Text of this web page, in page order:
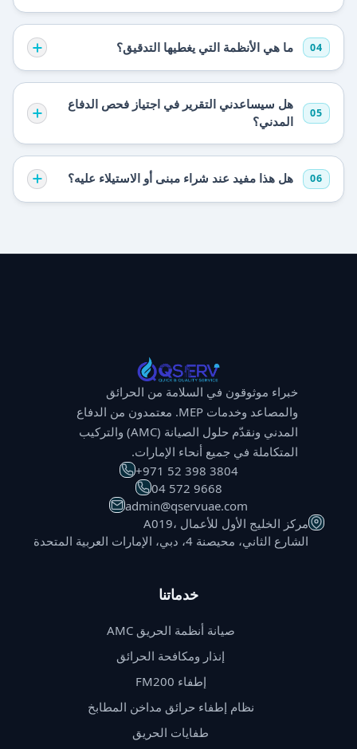
04 ما هي الأنظمة التي يغطيها التدقيق؟
05
هل سيساعدني التقرير في اجتياز فحص الدفاع
المدني؟
06 هل هذا مفيد عند شراء مبنى أو الاستيلاء عليه؟
خبراء موثوقون في السلامة من الحرائق
والمصاعد وخدمات MEP. معتمدون من الدفاع
المدني ونقدّم حلول الصيانة (AMC) والتركيب
المتكاملة في جميع أنحاء الإمارات.
⁦+971 52 398 3804⁩
⁦04 572 9668⁩
admin@qservuae.com
A019، مركز الخليج الأول للأعمال
الشارع الثاني، محيصنة 4، دبي، الإمارات العربية المتحدة
خدماتنا
صيانة أنظمة الحريق AMC
إنذار ومكافحة الحرائق
إطفاء FM200
نظام إطفاء حرائق مداخن المطابخ
طفايات الحريق